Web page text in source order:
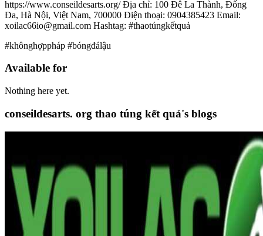
https://www.conseildesarts.org/ Địa chỉ: 100 Đê La Thành, Đống
Đa, Hà Nội, Việt Nam, 700000 Điện thoại: 0904385423 Email:
xoilac66io@gmail.com Hashtag: #thaotúngkếtquả
#khônghợppháp #bóngđálậu
Available for
Nothing here yet.
conseildesarts. org thao túng kết quả's blogs